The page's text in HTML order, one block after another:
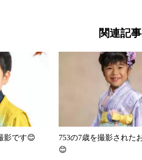
関連記事
影です😊
753の7歳を撮影された
😊